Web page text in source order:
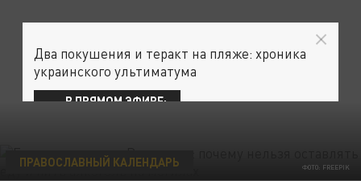
ФОТО: FREEPIK
ПРАВОСЛАВНЫЙ КАЛЕНДАРЬ
Два покушения и теракт на пляже: хроника
украинского ультиматума
В ПРЯМОМ ЭФИРЕ: